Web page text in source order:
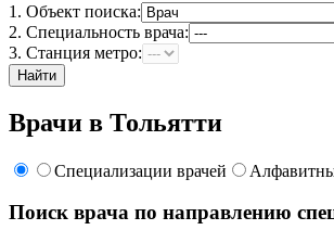
1. Объект поиска:
2. Специальность врача:
3. Станция метро:
Найти
Врачи в Тольятти
Специализации врачей
Поиск врача по направлению